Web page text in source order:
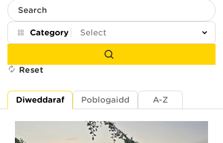
Search
Category
Reset
Diweddaraf Poblogaidd A-Z